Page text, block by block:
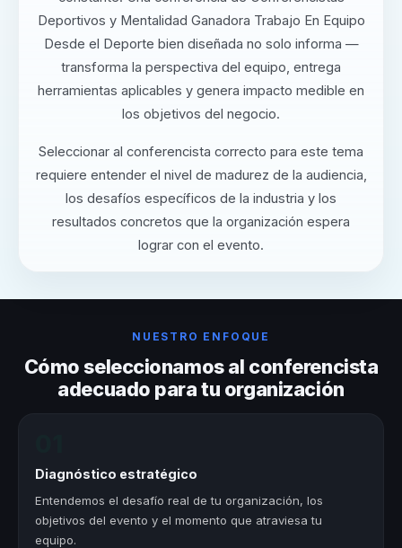
Deportivos y Mentalidad Ganadora Trabajo En Equipo
Desde el Deporte bien diseñada no solo informa —
transforma la perspectiva del equipo, entrega
herramientas aplicables y genera impacto medible en
los objetivos del negocio.
Seleccionar al conferencista correcto para este tema
requiere entender el nivel de madurez de la audiencia,
los desafíos específicos de la industria y los
resultados concretos que la organización espera
lograr con el evento.
NUESTRO ENFOQUE
Cómo seleccionamos al conferencista
adecuado para tu organización
Diagnóstico estratégico
Entendemos el desafío real de tu organización, los
objetivos del evento y el momento que atraviesa tu
equipo.